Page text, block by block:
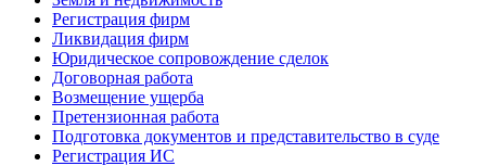
Регистрация фирм
Ликвидация фирм
Юридическое сопровождение сделок
Договорная работа
Возмещение ущерба
Претензионная работа
Подготовка документов и представительство в суде
Регистрация ИС